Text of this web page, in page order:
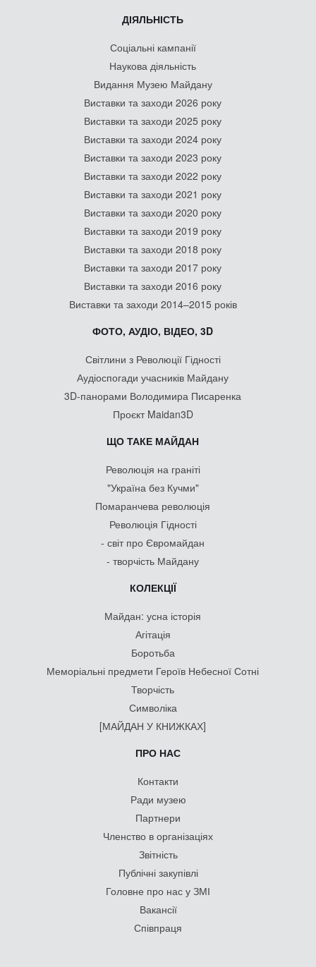
ДІЯЛЬНІСТЬ
Соціальні кампанії
Наукова діяльність
Видання Музею Майдану
Виставки та заходи 2026 року
Виставки та заходи 2025 року
Виставки та заходи 2024 року
Виставки та заходи 2023 року
Виставки та заходи 2022 року
Виставки та заходи 2021 року
Виставки та заходи 2020 року
Виставки та заходи 2019 року
Виставки та заходи 2018 року
Виставки та заходи 2017 року
Виставки та заходи 2016 року
Виставки та заходи 2014–2015 років
ФОТО, АУДІО, ВІДЕО, 3D
Світлини з Революції Гідності
Аудіоспогади учасників Майдану
3D-панорами Володимира Писаренка
Проєкт Maidan3D
ЩО ТАКЕ МАЙДАН
Революція на граніті
"Україна без Кучми"
Помаранчева революція
Революція Гідності
- світ про Євромайдан
- творчість Майдану
КОЛЕКЦІЇ
Майдан: усна історія
Агітація
Боротьба
Меморіальні предмети Героїв Небесної Сотні
Творчість
Символіка
[МАЙДАН У КНИЖКАХ]
ПРО НАС
Контакти
Ради музею
Партнери
Членство в організаціях
Звітність
Публічні закупівлі
Головне про нас у ЗМІ
Вакансії
Співпраця